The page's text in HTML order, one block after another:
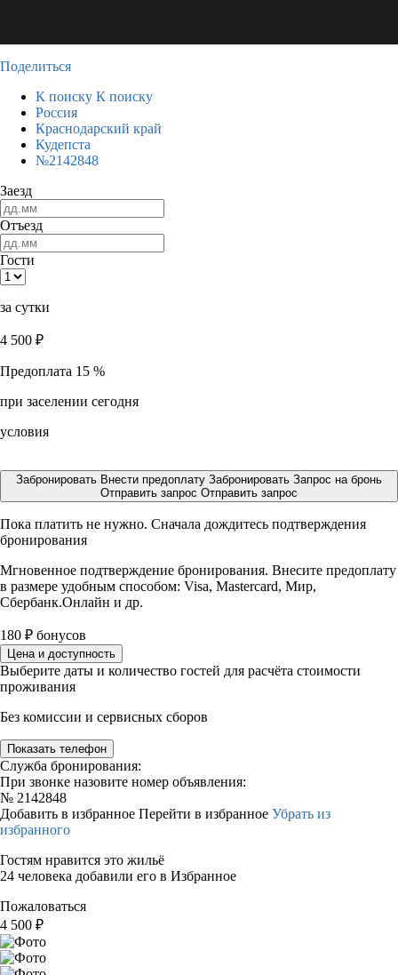
Поделиться
К поиску К поиску
Россия
Краснодарский край
Кудепста
№2142848
Заезд
Отъезд
Гости
за сутки
4 500 ₽
Предоплата 15 %
при заселении сегодня
условия
Забронировать Внести предоплату Забронировать Запрос на бронь
Отправить запрос Отправить запрос
Пока платить не нужно. Сначала дождитесь подтверждения
бронирования
Мгновенное подтверждение бронирования. Внесите предоплату
в размере удобным способом: Visa, Mastercard, Мир,
Сбербанк.Онлайн и др.
180 ₽ бонусов
Цена и доступность
Выберите даты и количество гостей для расчёта стоимости
проживания
Без комиссии и сервисных сборов
Показать телефон
Служба бронирования:
При звонке назовите номер объявления:
№ 2142848
Добавить в избранное Перейти в избранное Убрать из
избранного
Гостям нравится это жильё
24 человека добавили его в Избранное
Пожаловаться
4 500 ₽